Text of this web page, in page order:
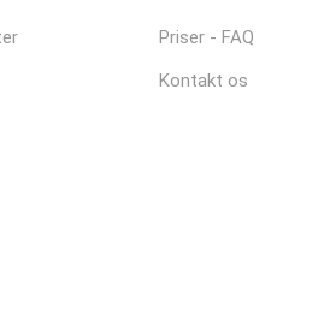
Priser - FAQ
Kontakt os